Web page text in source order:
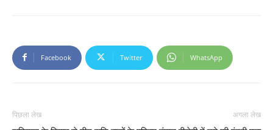
Facebook Twitter WhatsApp
पिछला लेख अगला लेख